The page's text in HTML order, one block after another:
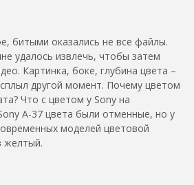
битыми оказались не все файлы.
удалось извлечь, чтобы затем
Картинка, боке, глубина цвета –
другой момент. Почему цветом
Что с цветом у Sony на
A-37 цвета были отменные, но у
моделей цветовой
желтый.